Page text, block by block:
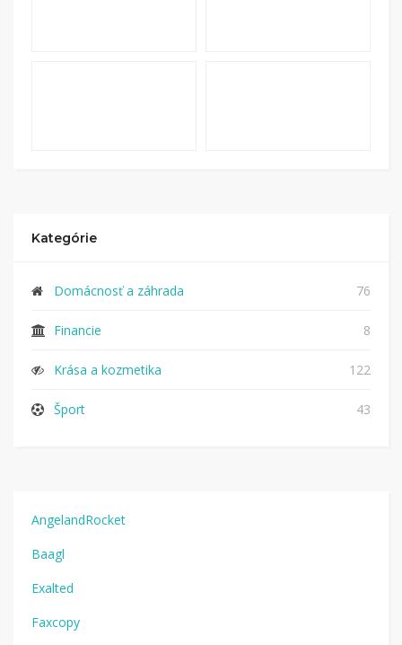
Kategórie
Domácnosť a záhrada 76
Financie 8
Krása a kozmetika 122
Šport 43
AngelandRocket
Baagl
Exalted
Faxcopy